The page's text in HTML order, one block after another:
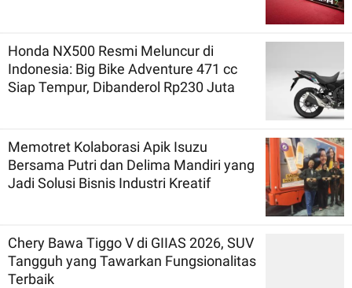
Honda NX500 Resmi Meluncur di
Indonesia: Big Bike Adventure 471 cc
Siap Tempur, Dibanderol Rp230 Juta
Memotret Kolaborasi Apik Isuzu
Bersama Putri dan Delima Mandiri yang
Jadi Solusi Bisnis Industri Kreatif
Chery Bawa Tiggo V di GIIAS 2026, SUV
Tangguh yang Tawarkan Fungsionalitas
Terbaik